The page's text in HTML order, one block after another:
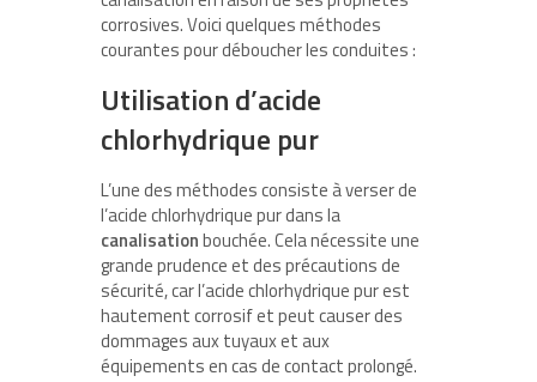
corrosives. Voici quelques méthodes
courantes pour déboucher les conduites :
Utilisation d’acide
chlorhydrique pur
L’une des méthodes consiste à verser de
l’acide chlorhydrique pur dans la
canalisationbouchée. Cela nécessite une
grande prudence et des précautions de
sécurité, car l’acide chlorhydrique pur est
hautement corrosif et peut causer des
dommages aux tuyaux et aux
équipements en cas de contact prolongé.